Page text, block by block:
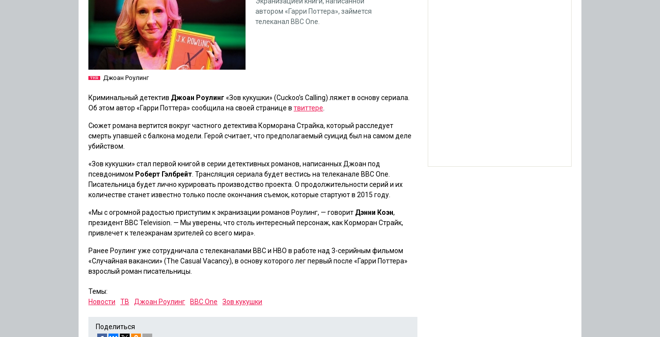
Джоан Роулинг
автором «Гарри Поттера», займется
телеканал BBC One.
Криминальный детектив Джоан Роулинг «Зов кукушки» (Cuckoo’s Calling) ляжет в основу сериала.
Об этом автор «Гарри Поттера» сообщила на своей странице в твиттере
Сюжет романа вертится вокруг частного детектива Корморана Страйка, который расследует
смерть упавшей с балкона модели. Герой считает, что предполагаемый суицид был на самом деле
убийством.
«Зов кукушки» стал первой книгой в серии детективных романов, написанных Джоан под
псевдонимом Роберт Гэлбрейт . Трансляция сериала будет вестись на телеканале BBC One.
Писательница будет лично курировать производство проекта. О продолжительности серий и их
количестве станет известно только после окончания съемок, которые стартуют в 2015 году.
«Мы с огромной радостью приступим к экранизации романов Роулинг, — говорит Дэнни Коэн,
президент ВВС Television. — Мы уверены, что столь интересный персонаж, как Корморан Страйк,
привлечет к телеэкранам зрителей со всего мира».
Ранее Роулинг уже сотрудничала с телеканалами BBC и HBO в работе над 3-серийным фильмом
«Случайная вакансии» (The Casual Vacancy), в основу которого лег первый после «Гарри Поттера»
взрослый роман писательницы.
Темы:
Новости
ТВ Джоан Роулинг BBC One Зов кукушки
Поделиться